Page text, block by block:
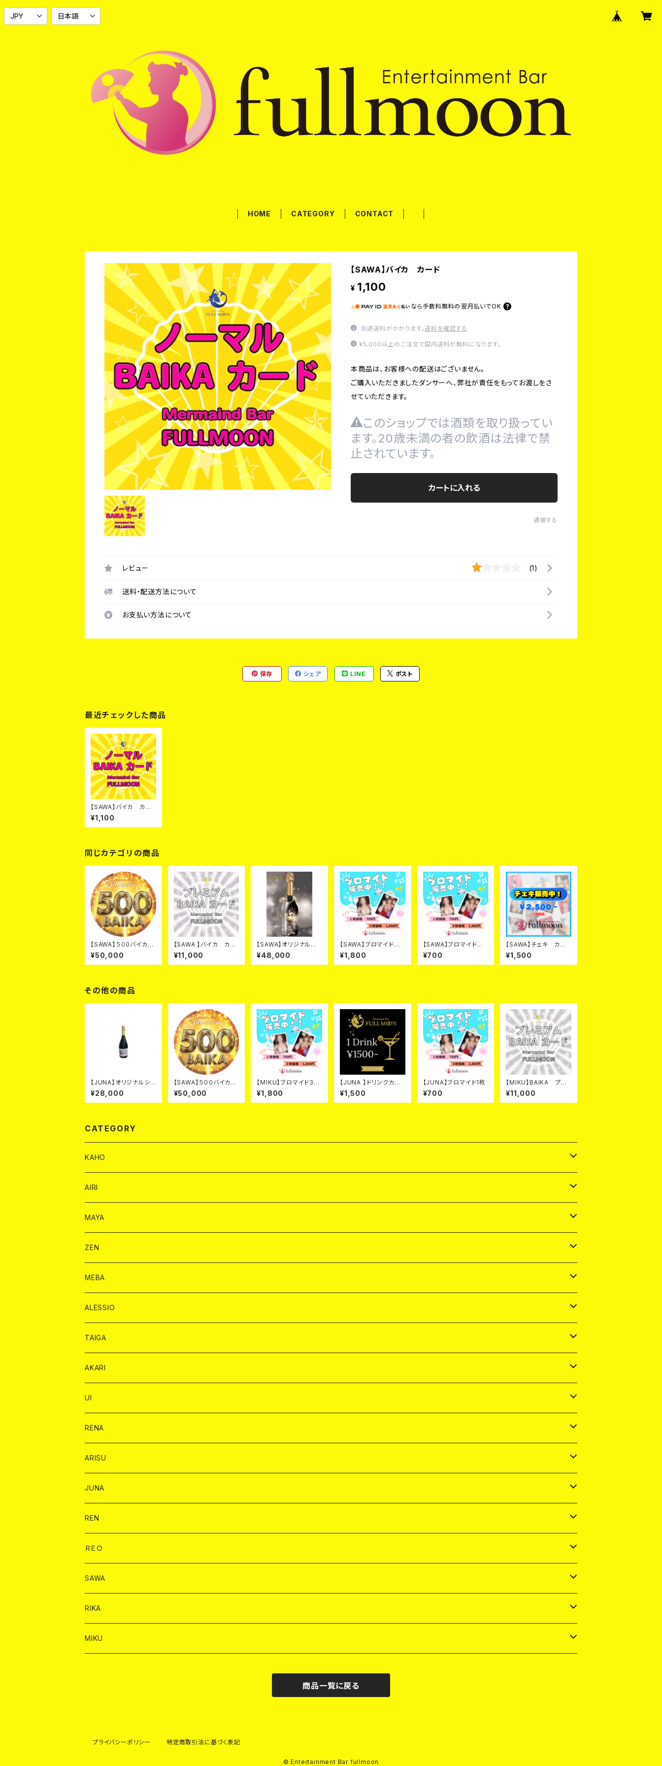
HOME CATEGORY CONTACT
【SAWA】バイカ カード
¥ 1,100
なら 手数料無料の 翌月払いでOK
別途送料がかかります。送料を確認する
¥5,000以上のご注文で国内送料が無料になります。
本商品は、お客様への配送はございません。
ご購入いただきましたダンサーへ、弊社が責任をもってお渡しをさ
せていただきます。
このショップでは酒類を取り扱ってい
ます。20歳未満の者の飲酒は法律で禁
止されています。
カートに入れる
通報する
レビュー (1)
送料・配送方法について
お支払い方法について
保存 シェア LINE ポスト
最近チェックした商品
【SAWA】バイカ カー
ド
¥1,100
同じカテゴリの商品
【SAWA】５００バイカ
カード
¥50,000
【SAWA 】バイカ カー
ド
¥11,000
【SAWA】オリジナルシャ
ンパン ブラック カー
ド
¥48,000
【SAWA】ブロマイド 3
枚セット
¥1,800
【SAWA】ブロマイド 1
枚
¥700
【SAWA】チェキ カー
ド
¥1,500
その他の商品
【JUNA】オリジナルシャ
ンパン シルバー カ
ード
¥28,000
【SAWA】５００バイカ
カード
¥50,000
【MIKU】ブロマイド3枚
セット
¥1,800
【JUNA 】ドリンクカー
ド
¥1,500
【JUNA】ブロマイド1枚
¥700
【MIKU】BAIKA プレ
ミアム カード
¥11,000
CATEGORY
KAHO
シャンパンカード
モエシャンドン カード
ヴーヴクリコ カード
BAIKA カード
ノーマル カード
プレミアム カード
ドリンク カード
１ドリンクカード
ショット
チェキ カード
チェキ １５００円
AIRI
シャンパン カード
モエシャンドン カード
ヴーヴクリコ カード
BAIKA カード
ノーマル カード
プレミアム カード
ドリンク カード
１ドリンク カード
ショット
チェキ カード
チェキ １５００円
MAYA
ドリンク
1ドリンク
ショット
チェキ
BAIKA
ZEN
ドリンク
シャンパン
ショット
チェキ
BAIKA
MEBA
ドリンク
シャンパンカード
ドリンクカード
チップ
チェキ
ALESSIO
ドリンク
シャンパン
1ドリンク
チップ
TAIGA
ドリンク
シャンパン
1ドリンク
チップ
AKARI
ドリンク
1ドリンク
ショット
UI
バイカ
ドリンク
シャンパン
ドリンク
チェキ
RENA
バイカ
ドリンク
ドリンク
ヤードグラス
チェキ
ARISU
バイカ
ドリンク
ドリンク
シャンパン
チェキ
JUNA
バイカ
ドリンク
シャンパン
ヤードグラス
チェキ
REN
バイカ
ドリンク
ショット
シャンパン
チェキ
ＲＥＯ
ドリンク
シャンパン
ショット
バイカ
チェキ
SAWA
ドリンク
シャンパン
バイカ
RIKA
ドリンク
MIKU
商品一覧に戻る
プライバシーポリシー 特定商取引法に基づく表記
© Entertainment Bar fullmoon